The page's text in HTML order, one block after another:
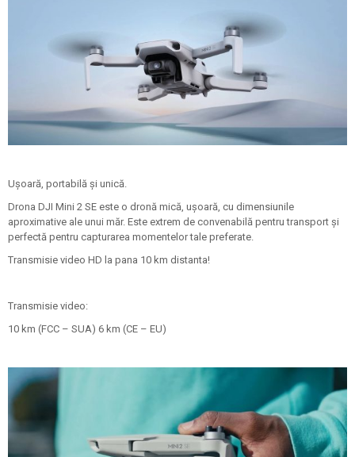
Ușoară, portabilă și unică.
Drona DJI Mini 2 SE este o dronă mică, ușoară, cu dimensiunile
aproximative ale unui măr. Este extrem de convenabilă pentru transport și
perfectă pentru capturarea momentelor tale preferate.
Transmisie video HD la pana 10 km distanta!
Transmisie video:
10 km (FCC – SUA) 6 km (CE – EU)